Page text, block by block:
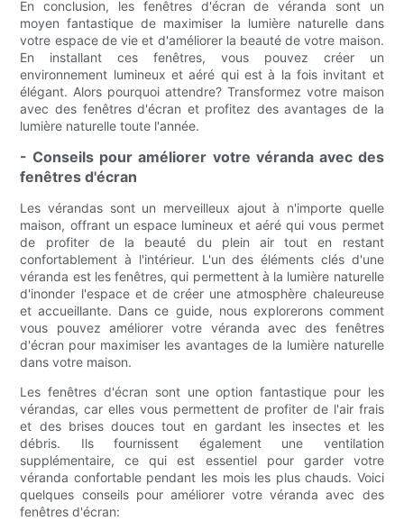
En conclusion, les fenêtres d'écran de véranda sont un
moyen fantastique de maximiser la lumière naturelle dans
votre espace de vie et d'améliorer la beauté de votre maison.
En installant ces fenêtres, vous pouvez créer un
environnement lumineux et aéré qui est à la fois invitant et
élégant. Alors pourquoi attendre? Transformez votre maison
avec des fenêtres d'écran et profitez des avantages de la
lumière naturelle toute l'année.
- Conseils pour améliorer votre véranda avec des
fenêtres d'écran
Les vérandas sont un merveilleux ajout à n'importe quelle
maison, offrant un espace lumineux et aéré qui vous permet
de profiter de la beauté du plein air tout en restant
confortablement à l'intérieur. L'un des éléments clés d'une
véranda est les fenêtres, qui permettent à la lumière naturelle
d'inonder l'espace et de créer une atmosphère chaleureuse
et accueillante. Dans ce guide, nous explorerons comment
vous pouvez améliorer votre véranda avec des fenêtres
d'écran pour maximiser les avantages de la lumière naturelle
dans votre maison.
Les fenêtres d'écran sont une option fantastique pour les
vérandas, car elles vous permettent de profiter de l'air frais
et des brises douces tout en gardant les insectes et les
débris. Ils fournissent également une ventilation
supplémentaire, ce qui est essentiel pour garder votre
véranda confortable pendant les mois les plus chauds. Voici
quelques conseils pour améliorer votre véranda avec des
fenêtres d'écran: